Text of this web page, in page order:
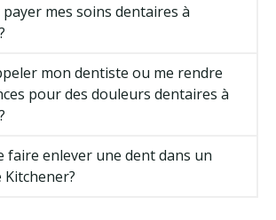
mes soins dentaires à
mon dentiste ou me rendre
pour des douleurs dentaires à
faire enlever une dent dans un